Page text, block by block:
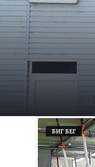
БИГ БЕГ